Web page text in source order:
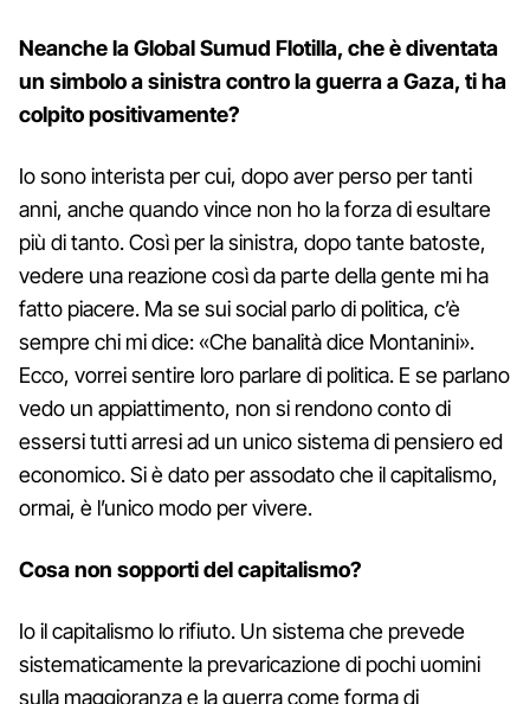
Neanche laGlobal Sumud Flotilla, che è diventata
un simbolo a sinistra contro la guerra a Gaza, ti ha
colpito positivamente?
Io sono interista per cui, dopo aver perso per tanti
anni, anche quando vince non ho la forza di esultare
più di tanto. Così per la sinistra, dopo tante batoste,
vedere una reazione così da parte della gente mi ha
fatto piacere. Ma se sui social parlo di politica, c’è
sempre chi mi dice: «Che banalità dice Montanini».
Ecco, vorrei sentire loro parlare di politica. E se parlano
vedo un appiattimento, non si rendono conto di
essersi tutti arresi ad un unico sistema di pensiero ed
economico. Si è dato per assodato che il capitalismo,
ormai, è l’unico modo per vivere.
Cosa non sopporti del capitalismo?
Io il capitalismo lo rifiuto. Un sistema che prevede
sistematicamente la prevaricazione di pochi uomini
sulla maggioranza e la guerra come forma di